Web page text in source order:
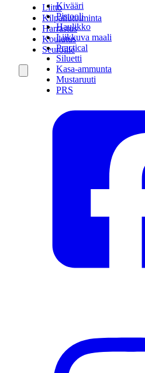
Kivääri
Pistooli
Haulikko
Liikkuva maali
Practical
Siluetti
Kasa-ammunta
Mustaruuti
PRS
Liitto
Kilpailutoiminta
Harrastus
Koulutus
Seuroille